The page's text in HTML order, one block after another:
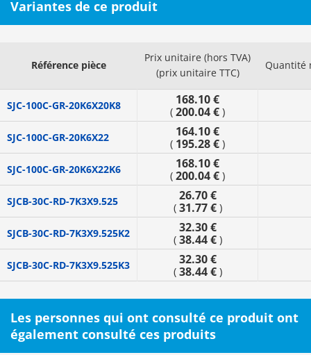
Variantes de ce produit
Référence pièce
Prix unitaire (hors TVA)
(prix unitaire TTC)
Quantité
SJC-100C-GR-20K6X20K8 168.10 €
( 200.04 € )
SJC-100C-GR-20K6X22 164.10 €
( 195.28 € )
SJC-100C-GR-20K6X22K6 168.10 €
( 200.04 € )
SJCB-30C-RD-7K3X9.525 26.70 €
( 31.77 €)
SJCB-30C-RD-7K3X9.525K2 32.30 €
( 38.44 €)
SJCB-30C-RD-7K3X9.525K3 32.30 €
( 38.44 €)
Les personnes qui ont consulté ce produit ont
également consulté ces produits